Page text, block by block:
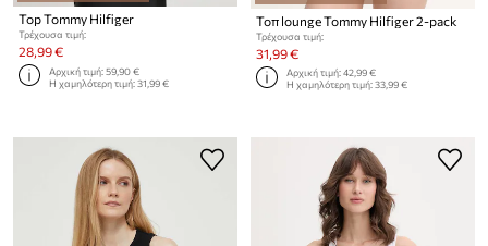
Top Tommy Hilfiger
Τρέχουσα τιμή:
28,99 €
Αρχική τιμή:59,90 €
Η χαμηλότερη τιμή:31,99 €
Τοπ lounge Tommy Hilfiger 2-pack
Τρέχουσα τιμή:
31,99 €
Αρχική τιμή:42,99 €
Η χαμηλότερη τιμή:33,99 €